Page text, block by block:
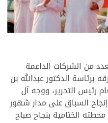
من الشركات الداعمة
الدكتور عبدالله بن
رئيس التحرير، ووجه آل
السباق على مدار شهور
الختامية بنجاح صباح